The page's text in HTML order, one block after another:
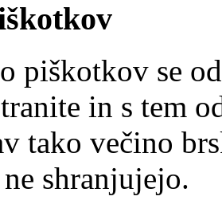
piškotkov se
in s tem
tako večino
shranjujejo.